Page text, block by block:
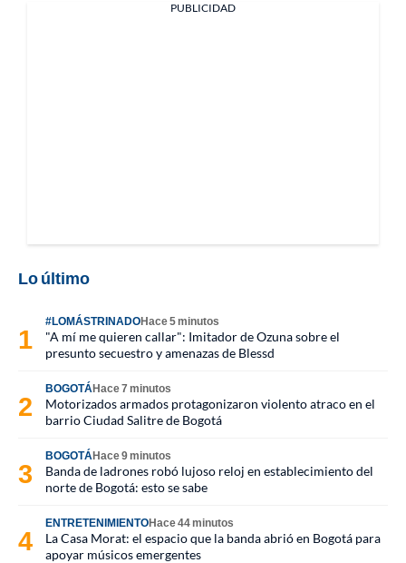
PUBLICIDAD
Lo último
#LOMÁSTRINADOHace 5 minutos
"A mí me quieren callar": Imitador de Ozuna sobre el
presunto secuestro y amenazas de Blessd
BOGOTÁHace 7 minutos
Motorizados armados protagonizaron violento atraco en el
barrio Ciudad Salitre de Bogotá
BOGOTÁHace 9 minutos
Banda de ladrones robó lujoso reloj en establecimiento del
norte de Bogotá: esto se sabe
ENTRETENIMIENTOHace 44 minutos
La Casa Morat: el espacio que la banda abrió en Bogotá para
apoyar músicos emergentes